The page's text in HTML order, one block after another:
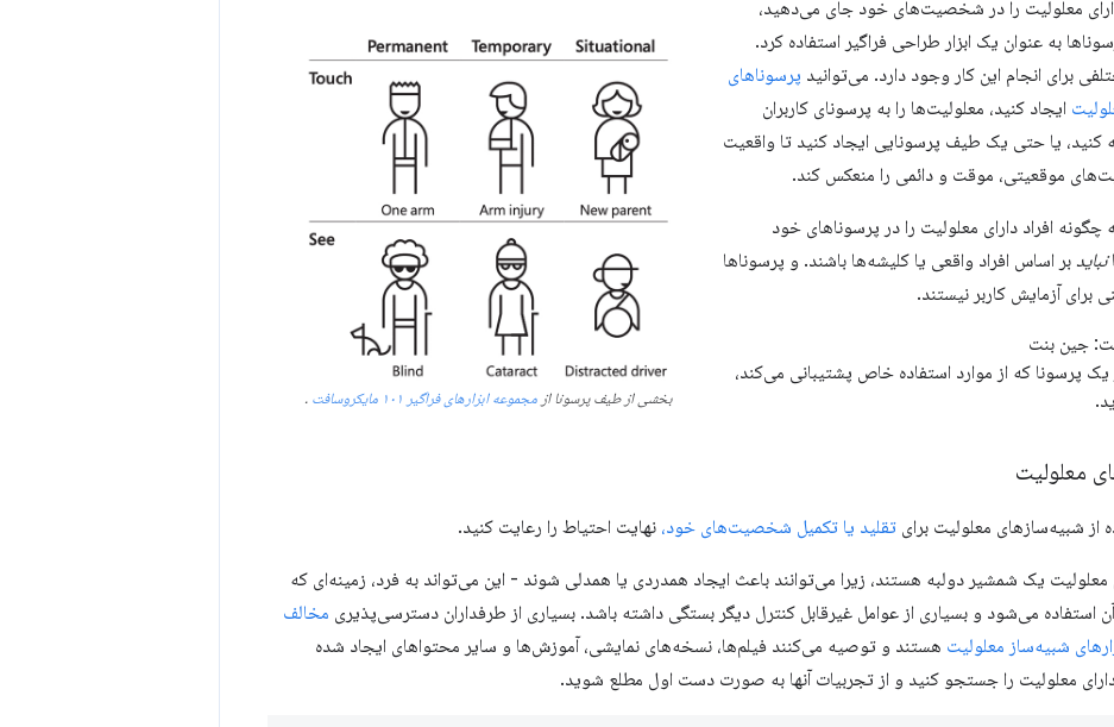
بخشی از طیف پرسونا از مجموعه ابزارهای فراگیر ۱۰۱ مایکروسافت .
معلولیت را در شخصیت‌های خود جای می‌دهید،
به عنوان یک ابزار طراحی فراگیر استفاده کرد.
برای انجام این کار وجود دارد. می‌توانید پرسوناهای
ایجاد کنید، معلولیت‌ها را به پرسونای کاربران
کنید، یا حتی یک طیف پرسونایی ایجاد کنید تا واقعیت
موقعیتی، موقت و دائمی را منعکس کند.
افراد دارای معلولیت را در پرسوناهای خود
نباید بر اساس افراد واقعی یا کلیشه‌ها باشند. و پرسوناها
برای آزمایش کاربر نیستند.
جین بنت
یک پرسونا که از موارد استفاده خاص پشتیبانی می‌کند،
معلولیت
از شبیه‌سازهای معلولیت برای تقلید یا تکمیل شخصیت‌های خود، نهایت احتیاط را رعایت کنید.
یک شمشیر دولبه هستند، زیرا می‌توانند باعث ایجاد همدردی یا همدلی شوند - این می‌تواند به فرد، زمینه‌ای که
استفاده می‌شود و بسیاری از عوامل غیرقابل کنترل دیگر بستگی داشته باشد. بسیاری از طرفداران دسترسی‌پذیری مخالف
شبیه‌ساز معلولیت هستند و توصیه می‌کنند فیلم‌ها، نسخه‌های نمایشی، آموزش‌ها و سایر محتواهای ایجاد شده
معلولیت را جستجو کنید و از تجربیات آنها به صورت دست اول مطلع شوید.